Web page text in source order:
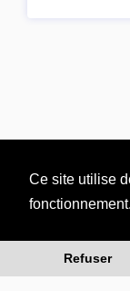
Ce site utilise
fonctionnement.
Refuser